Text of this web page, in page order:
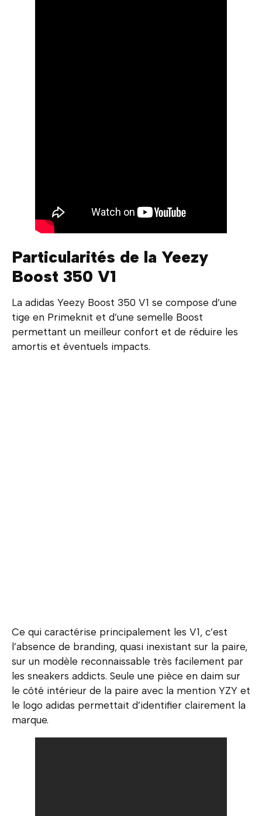
Particularités de la Yeezy
Boost 350 V1
La adidas Yeezy Boost 350 V1 se compose d’une
tige en Primeknit et d’une semelle Boost
permettant un meilleur confort et de réduire les
amortis et éventuels impacts.
Ce qui caractérise principalement les V1, c’est
l’absence de branding, quasi inexistant sur la paire,
sur un modèle reconnaissable très facilement par
les sneakers addicts. Seule une pièce en daim sur
le côté intérieur de la paire avec la mention YZY et
le logo adidas permettait d’identifier clairement la
marque.